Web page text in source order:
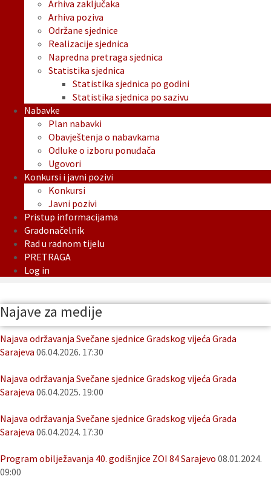
Arhiva zaključaka
Arhiva poziva
Održane sjednice
Realizacije sjednica
Napredna pretraga sjednica
Statistika sjednica
Statistika sjednica po godini
Statistika sjednica po sazivu
Nabavke
Plan nabavki
Obavještenja o nabavkama
Odluke o izboru ponuđača
Ugovori
Konkursi i javni pozivi
Konkursi
Javni pozivi
Pristup informacijama
Gradonačelnik
Rad u radnom tijelu
PRETRAGA
Log in
Najave za medije
Najava održavanja Svečane sjednice Gradskog vijeća Grada
Sarajeva 06.04.2026. 17:30
Najava održavanja Svečane sjednice Gradskog vijeća Grada
Sarajeva 06.04.2025. 19:00
Najava održavanja Svečane sjednice Gradskog vijeća Grada
Sarajeva 06.04.2024. 17:30
Program obilježavanja 40. godišnjice ZOI 84 Sarajevo 08.01.2024.
09:00